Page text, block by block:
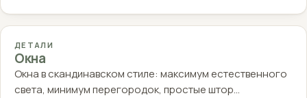
ДЕТАЛИ
Окна
Окна в скандинавском стиле: максимум естественного
света, минимум перегородок, простые штор…